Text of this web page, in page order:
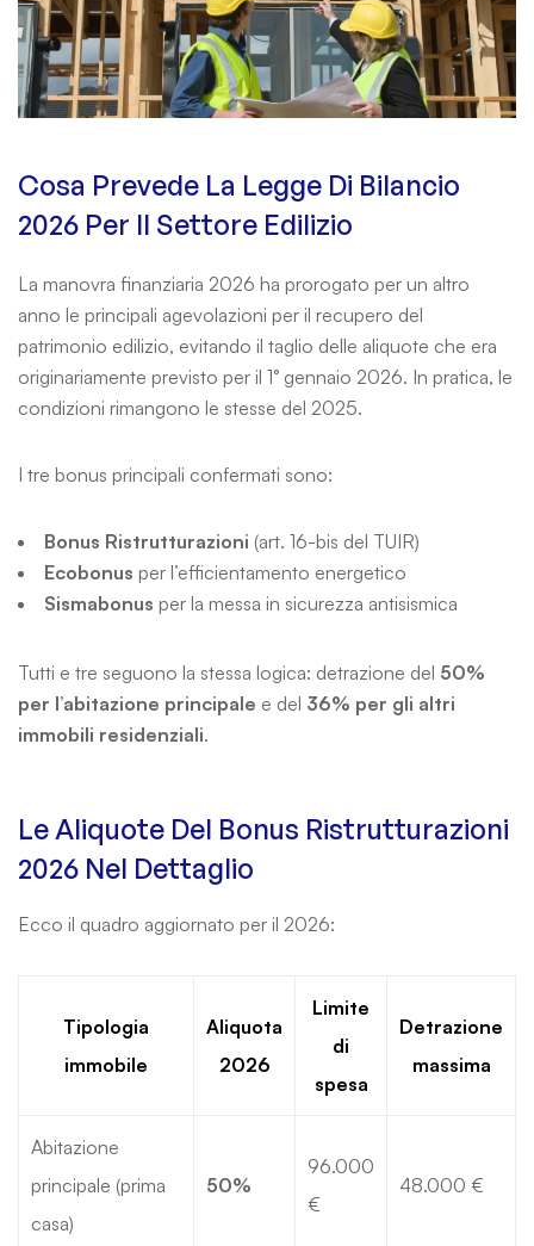
Cosa Prevede La Legge Di Bilancio
2026 Per Il Settore Edilizio
La manovra finanziaria 2026 ha prorogato per un altro
anno le principali agevolazioni per il recupero del
patrimonio edilizio, evitando il taglio delle aliquote che era
originariamente previsto per il 1° gennaio 2026. In pratica, le
condizioni rimangono le stesse del 2025.
I tre bonus principali confermati sono:
Bonus Ristrutturazioni (art. 16-bis del TUIR)
Ecobonus per l’efficientamento energetico
Sismabonus per la messa in sicurezza antisismica
Tutti e tre seguono la stessa logica: detrazione del 50%
per l’abitazione principale e del 36% per gli altri
immobili residenziali.
Le Aliquote Del Bonus Ristrutturazioni
2026 Nel Dettaglio
Ecco il quadro aggiornato per il 2026:
Tipologia
immobile
Aliquota
2026
Limite
di
spesa
Detrazione
massima
Abitazione
principale (prima
casa)
50%
96.000
€
48.000 €